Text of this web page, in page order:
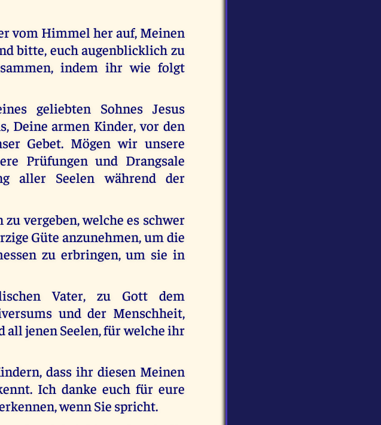
vom Himmel her auf, Meinen
bitte, euch augenblicklich zu
indem ihr wie folgt
geliebten Sohnes Jesus
Deine armen Kinder, vor den
Gebet. Mögen wir unsere
Prüfungen und Drangsale
aller Seelen während der
vergeben, welche es schwer
Güte anzunehmen, um die
zu erbringen, um sie in
Vater, zu Gott dem
und der Menschheit,
all jenen Seelen, für welche ihr
dass ihr diesen Meinen
Ich danke euch für eure
wenn Sie spricht.